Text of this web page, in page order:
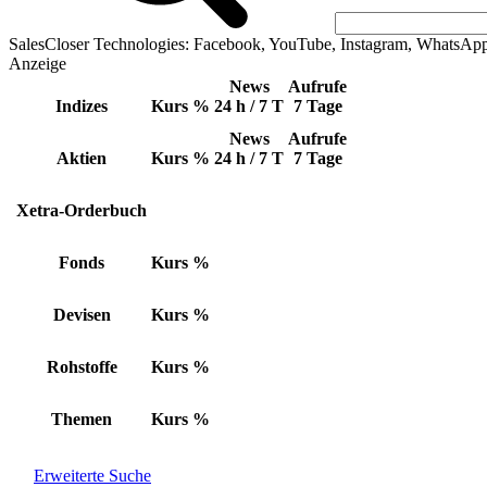
SalesCloser Technologies: Facebook, YouTube, Instagram,
Anzeige
Indizes Kurs %
News
24 h / 7 T
Aufrufe
7 Tage
Aktien Kurs %
News
24 h / 7 T
Aufrufe
7 Tage
Xetra-Orderbuch
Fonds Kurs %
Devisen Kurs %
Rohstoffe Kurs %
Themen Kurs %
Erweiterte Suche